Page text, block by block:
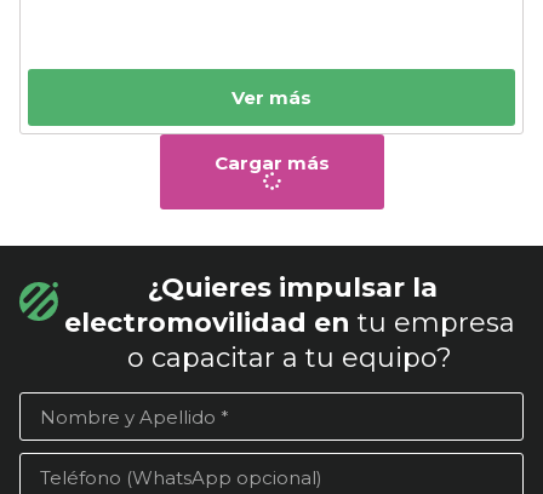
Ver más
Cargar más
¿Quieres impulsar la
electromovilidad en tu empresa
o capacitar a tu equipo?